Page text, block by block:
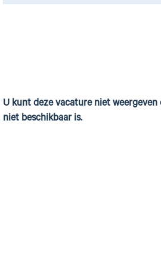
U kunt deze vacature niet
niet beschikbaar is.